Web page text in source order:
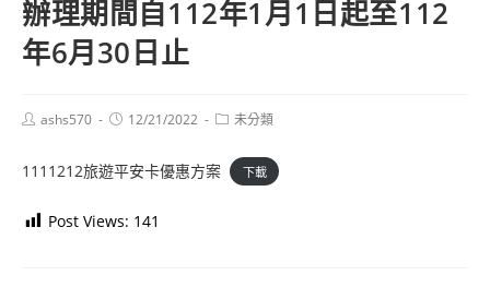
辦理期間自112年1月1日起至112
年6月30日止
Postashs570
Post12/21/2022
Post未分類
1111212旅遊平安卡優惠方案 下載
Post Views: 141